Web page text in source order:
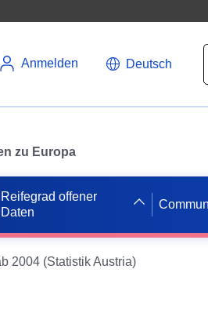
Anmelden Deutsch
zu Europa
Reifegrad offener
Daten
2004 (Statistik Austria)